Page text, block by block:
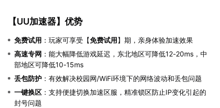
【UU加速器】优势
免费试用 ：玩家可享受【免费试用】期，亲身体验加速效果
高速专网 ：能大幅降低游戏延迟，东北地区可降低12-20ms，中
部地区可降低10-15ms
丢包防护 ：有效解决校园网/WiFi环境下的网络波动和丢包问题
一键换区 ：支持便捷切换加速区服，精准锁区防止IP变化引起的
封号问题